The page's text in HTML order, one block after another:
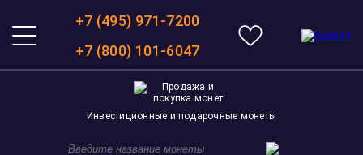
+7 (495) 971-7200
+7 (800) 101-6047
Инвестиционные и подарочные монеты